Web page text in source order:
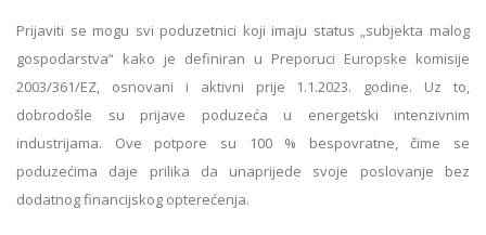
Prijaviti se mogu svi poduzetnici koji imaju status „subjekta malog
gospodarstva“ kako je definiran u Preporuci Europske komisije
2003/361/EZ, osnovani i aktivni prije 1.1.2023. godine. Uz to,
dobrodošle su prijave poduzeća u energetski intenzivnim
industrijama. Ove potpore su 100 % bespovratne, čime se
poduzećima daje prilika da unaprijede svoje poslovanje bez
dodatnog financijskog opterećenja.